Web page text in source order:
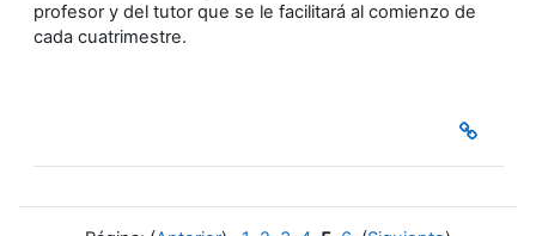
profesor y del tutor que se le facilitará al comienzo de
cada cuatrimestre.